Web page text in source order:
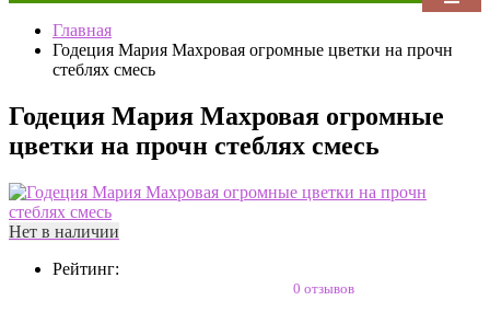
Главная
Годеция Мария Махровая огромные цветки на прочн
стеблях смесь
Годеция Мария Махровая огромные
цветки на прочн стеблях смесь
Нет в наличии
Рейтинг:
0 отзывов